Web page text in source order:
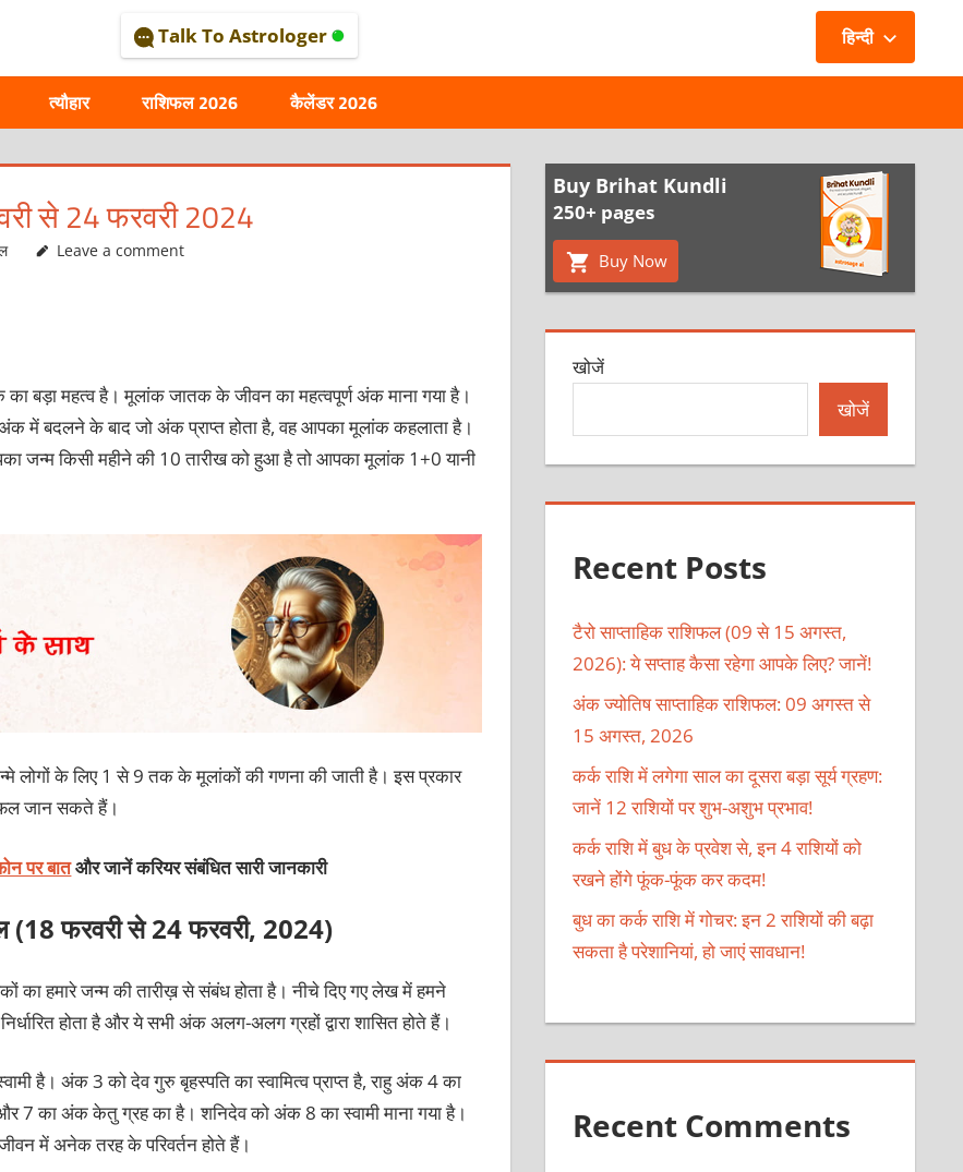
Talk To Astrologer
त्यौहार
हिन्दी
राशिफल 2026 कैलेंडर 2026
से 24 फरवरी 2024
Leave a comment
बड़ा महत्व है। मूलांक जातक के जीवन का महत्वपूर्ण अंक माना गया है।
में बदलने के बाद जो अंक प्राप्त होता है, वह आपका मूलांक कहलाता है।
जन्म किसी महीने की 10 तारीख को हुआ है तो आपका मूलांक 1+0 यानी
लोगों के लिए 1 से 9 तक के मूलांकों की गणना की जाती है। इस प्रकार
जान सकते हैं।
पर बातऔर जानें करियर संबंधित सारी जानकारी
(18 फरवरी से 24 फरवरी, 2024)
का हमारे जन्म की तारीख़ से संबंध होता है। नीचे दिए गए लेख में हमने
होता है और ये सभी अंक अलग-अलग ग्रहों द्वारा शासित होते हैं।
है। अंक 3 को देव गुरु बृहस्पति का स्वामित्व प्राप्त है, राहु अंक 4 का
का अंक केतु ग्रह का है। शनिदेव को अंक 8 का स्वामी माना गया है।
में अनेक तरह के परिवर्तन होते हैं।
Buy Brihat Kundli
250+ pages
Buy Now
खोजें
खोजें
Recent Posts
टैरो साप्ताहिक राशिफल (09 से 15 अगस्त,
2026): ये सप्ताह कैसा रहेगा आपके लिए? जानें!
अंक ज्योतिष साप्ताहिक राशिफल: 09 अगस्त से
15 अगस्त, 2026
कर्क राशि में लगेगा साल का दूसरा बड़ा सूर्य ग्रहण:
जानें 12 राशियों पर शुभ-अशुभ प्रभाव!
कर्क राशि में बुध के प्रवेश से, इन 4 राशियों को
रखने होंगे फूंक-फूंक कर कदम!
बुध का कर्क राशि में गोचर: इन 2 राशियों की बढ़ा
सकता है परेशानियां, हो जाएं सावधान!
Recent Comments